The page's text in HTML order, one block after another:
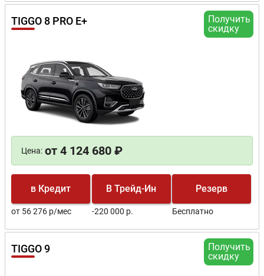
Получить
скидку
TIGGO 8 PRO E+
Цена: от 4 124 680 ₽
в Кредит
от 56 276 р/мес
В Трейд-Ин
-220 000 р.
Резерв
Бесплатно
Получить
скидку
TIGGO 9